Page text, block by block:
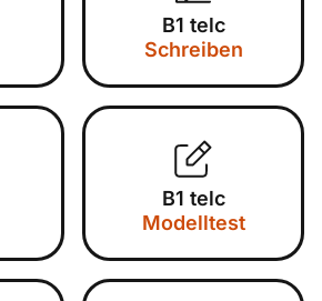
B1 telc
Schreiben
B1 telc
Modelltest